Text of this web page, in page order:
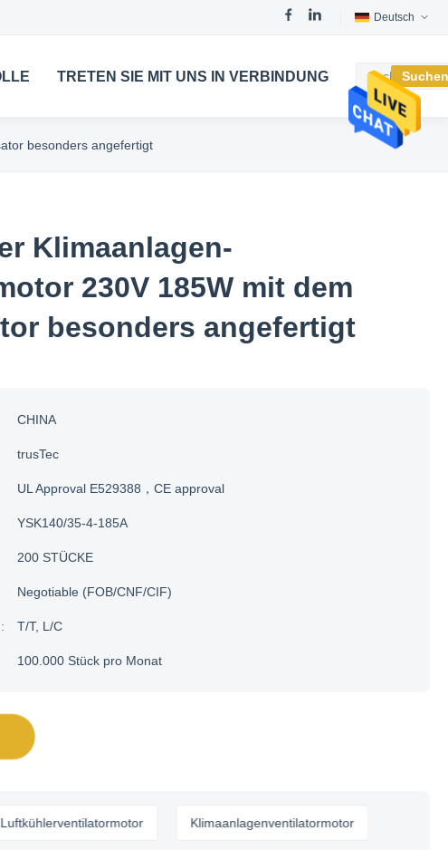
Deutsch
TRETEN SIE MIT UNS IN VERBINDUNG
besonders angefertigt
Klimaanlagen-
230V 185W mit dem
besonders angefertigt
CHINA
trusTec
UL Approval E529388，CE approval
YSK140/35-4-185A
200 STÜCKE
Negotiable (FOB/CNF/CIF)
T/T, L/C
100.000 Stück pro Monat
Klimaanlagenventilatormotor